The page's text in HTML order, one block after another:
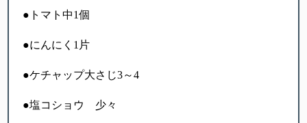
●トマト中1個
●にんにく1片
●ケチャップ大さじ3～4
●塩コショウ 少々